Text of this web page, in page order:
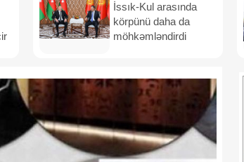
İssık-Kul arasında
körpünü daha da
möhkəmləndirdi